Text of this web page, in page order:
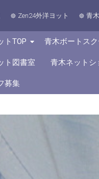
Zen24外洋ヨット 青
トTOP 青木ボートス
ト図書室 青木ネットシ
募集